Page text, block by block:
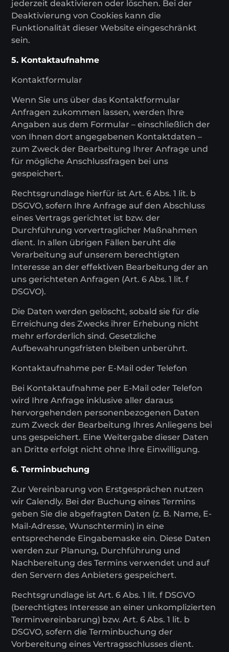
jederzeit deaktivieren oder löschen. Bei der
Deaktivierung von Cookies kann die
Funktionalität dieser Website eingeschränkt
sein.
5. Kontaktaufnahme
Kontaktformular
Wenn Sie uns über das Kontaktformular
Anfragen zukommen lassen, werden Ihre
Angaben aus dem Formular – einschließlich der
von Ihnen dort angegebenen Kontaktdaten –
zum Zweck der Bearbeitung Ihrer Anfrage und
für mögliche Anschlussfragen bei uns
gespeichert.
Rechtsgrundlage hierfür ist Art. 6 Abs. 1 lit. b
DSGVO, sofern Ihre Anfrage auf den Abschluss
eines Vertrags gerichtet ist bzw. der
Durchführung vorvertraglicher Maßnahmen
dient. In allen übrigen Fällen beruht die
Verarbeitung auf unserem berechtigten
Interesse an der effektiven Bearbeitung der an
uns gerichteten Anfragen (Art. 6 Abs. 1 lit. f
DSGVO).
Die Daten werden gelöscht, sobald sie für die
Erreichung des Zwecks ihrer Erhebung nicht
mehr erforderlich sind. Gesetzliche
Aufbewahrungsfristen bleiben unberührt.
Kontaktaufnahme per E-Mail oder Telefon
Bei Kontaktaufnahme per E-Mail oder Telefon
wird Ihre Anfrage inklusive aller daraus
hervorgehenden personenbezogenen Daten
zum Zweck der Bearbeitung Ihres Anliegens bei
uns gespeichert. Eine Weitergabe dieser Daten
an Dritte erfolgt nicht ohne Ihre Einwilligung.
6. Terminbuchung
Zur Vereinbarung von Erstgesprächen nutzen
wir Calendly. Bei der Buchung eines Termins
geben Sie die abgefragten Daten (z. B. Name, E-
Mail-Adresse, Wunschtermin) in eine
entsprechende Eingabemaske ein. Diese Daten
werden zur Planung, Durchführung und
Nachbereitung des Termins verwendet und auf
den Servern des Anbieters gespeichert.
Rechtsgrundlage ist Art. 6 Abs. 1 lit. f DSGVO
(berechtigtes Interesse an einer unkomplizierten
Terminvereinbarung) bzw. Art. 6 Abs. 1 lit. b
DSGVO, sofern die Terminbuchung der
Vorbereitung eines Vertragsschlusses dient.